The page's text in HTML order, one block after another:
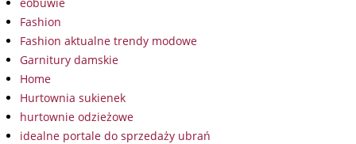
Fashion
Fashion aktualne trendy modowe
Garnitury damskie
Home
Hurtownia sukienek
hurtownie odzieżowe
idealne portale do sprzedaży ubrań